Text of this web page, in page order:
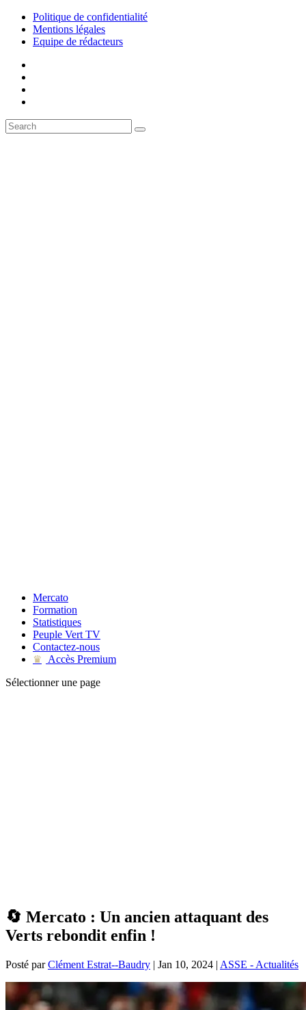
Politique de confidentialité
Mentions légales
Equipe de rédacteurs
Mercato
Formation
Statistiques
Peuple Vert TV
Contactez-nous
♛
Accès Premium
Sélectionner une page
🔄 Mercato : Un ancien attaquant des
Verts rebondit enfin !
Posté parClément Estrat--Baudry | Jan 10, 2024 | ASSE - Actualités